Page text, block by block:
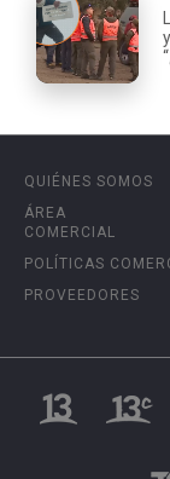
QUIÉNES SOMOS
ÁREA
COMERCIAL
POLÍTICAS
PROVEEDORES